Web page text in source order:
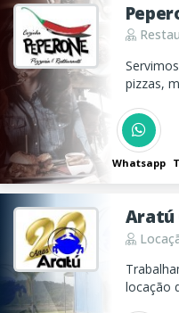
pizzas,
livre.
Whatsapp
Aratú
locação